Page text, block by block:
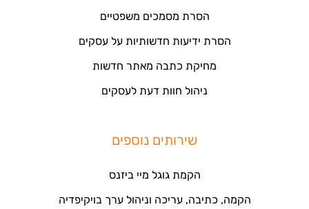
הסרת מסמכים משפטיים
הסרת ידיעות חדשותיות על עסקים
מחיקת כתבה מאתר חדשות
ניהול חוות דעת לעסקים
שירותים נוספים
הקמת גוגל מיי ביזנס
הקמה, כתיבה, עריכה וניהול ערך בויקיפדיה